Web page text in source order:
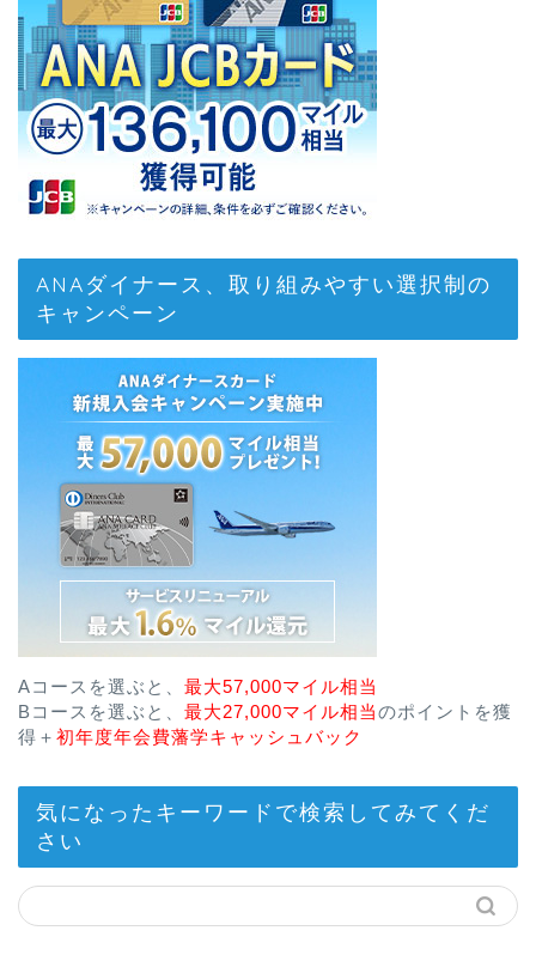
ANAダイナース、取り組みやすい選択制の
キャンペーン
Aコースを選ぶと、 最大57,000マイル相当
Bコースを選ぶと、 最大27,000マイル相当のポイントを獲
得＋ 初年度年会費藩学キャッシュバック
気になったキーワードで検索してみてくだ
さい